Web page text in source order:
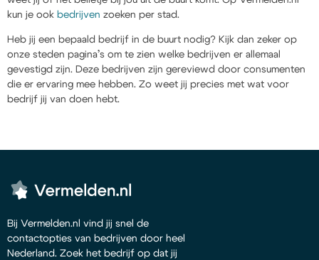
kun je ook bedrijven zoeken per stad.
Heb jij een bepaald bedrijf in de buurt nodig? Kijk dan zeker op
onze steden pagina’s om te zien welke bedrijven er allemaal
gevestigd zijn. Deze bedrijven zijn gereviewd door consumenten
die er ervaring mee hebben. Zo weet jij precies met wat voor
bedrijf jij van doen hebt.
Bij Vermelden.nl vind jij snel de
contactopties van bedrijven door heel
Nederland. Zoek het bedrijf op dat jij